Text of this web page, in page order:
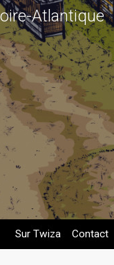
Atlantique
Sur Twiza Contact